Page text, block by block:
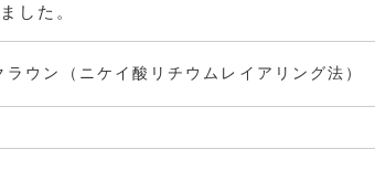
した。
ウン（ニケイ酸リチウムレイアリング法）